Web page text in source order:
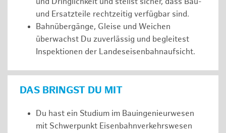
und Dringlichkeit und stellst sicher, dass Bau-
und Ersatzteile rechtzeitig verfügbar sind.
Bahnübergänge, Gleise und Weichen
überwachst Du zuverlässig und begleitest
Inspektionen der Landeseisenbahnaufsicht.
DAS BRINGST DU MIT
Du hast ein Studium im Bauingenieurwesen
mit Schwerpunkt Eisenbahnverkehrswesen